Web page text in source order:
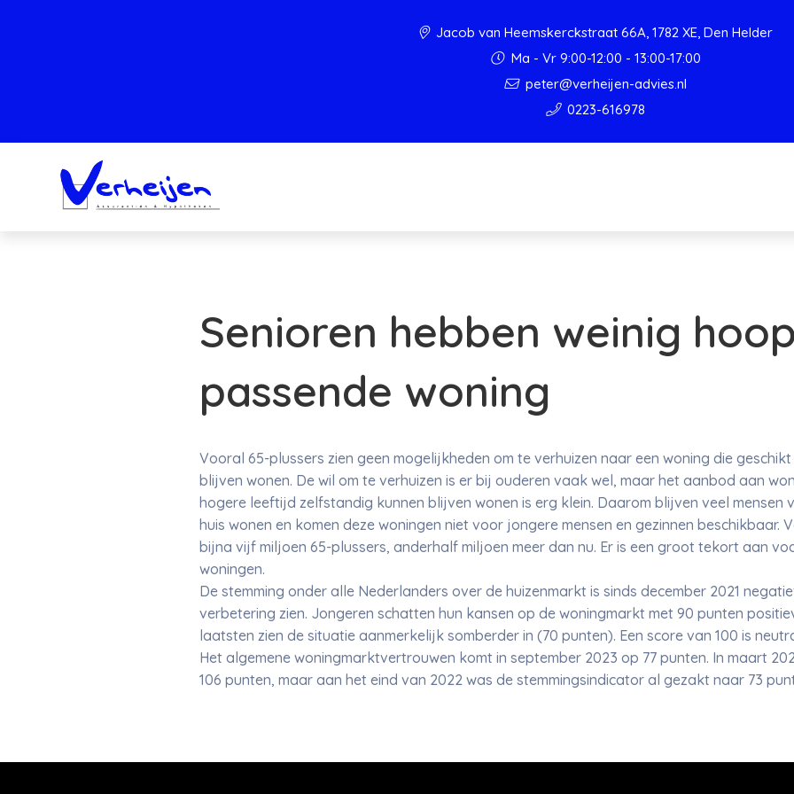
Jacob van Heemskerckstraat 66A, 1782 XE, Den Helder
Ma - Vr 9:00-12:00 - 13:00-17:00
peter@verheijen-advies.nl
0223-616978
Senioren hebben weinig
passende woning
Vooral 65-plussers zien geen mogelijkheden om te verhuizen naar een woning die
blijven wonen. De wil om te verhuizen is er bij ouderen vaak wel, maar het aanbod aan
hogere leeftijd zelfstandig kunnen blijven wonen is erg klein. Daarom blijven veel mensen
huis wonen en komen deze woningen niet voor jongere mensen en gezinnen beschikbaar.
bijna vijf miljoen 65-plussers, anderhalf miljoen meer dan nu. Er is een groot tekort aan
woningen.
De stemming onder alle Nederlanders over de huizenmarkt is sinds december 2021
verbetering zien. Jongeren schatten hun kansen op de woningmarkt met 90 punten
laatsten zien de situatie aanmerkelijk somberder in (70 punten). Een score van 100 is
Het algemene woningmarktvertrouwen komt in september 2023 op 77 punten. In maart
106 punten, maar aan het eind van 2022 was de stemmingsindicator al gezakt naar 73